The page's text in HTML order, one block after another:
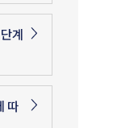
계
따